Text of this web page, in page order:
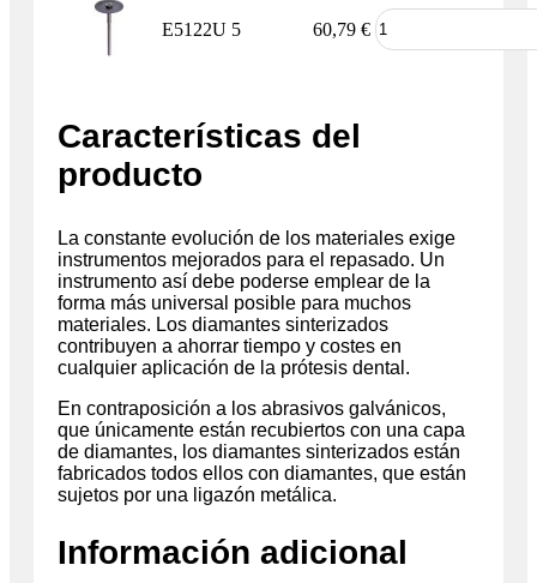
E5122U 5 60,79 €
Características del
producto
La constante evolución de los materiales exige
instrumentos mejorados para el repasado. Un
instrumento así debe poderse emplear de la
forma más universal posible para muchos
materiales. Los diamantes sinterizados
contribuyen a ahorrar tiempo y costes en
cualquier aplicación de la prótesis dental.
En contraposición a los abrasivos galvánicos,
que únicamente están recubiertos con una capa
de diamantes, los diamantes sinterizados están
fabricados todos ellos con diamantes, que están
sujetos por una ligazón metálica.
Información adicional